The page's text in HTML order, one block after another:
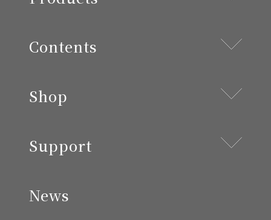
Contents
Shop
Support
News